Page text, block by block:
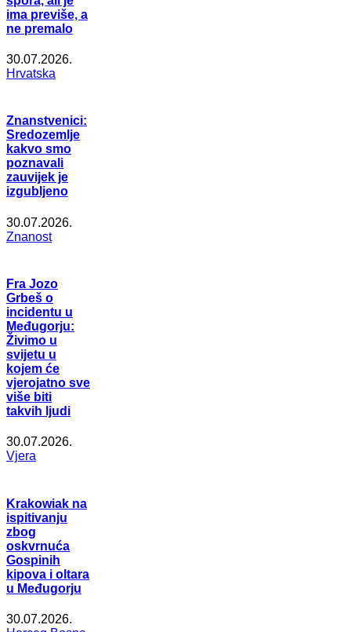
ima previše, a
ne premalo
30.07.2026.
Hrvatska
Znanstvenici:
Sredozemlje
kakvo smo
poznavali
zauvijek je
izgubljeno
30.07.2026.
Znanost
Fra Jozo
Grbeš o
incidentu u
Međugorju:
Živimo u
svijetu u
kojem će
vjerojatno sve
više biti
takvih ljudi
30.07.2026.
Vjera
Krakowiak na
ispitivanju
zbog
oskvrnuća
Gospinih
kipova i oltara
u Međugorju
30.07.2026.